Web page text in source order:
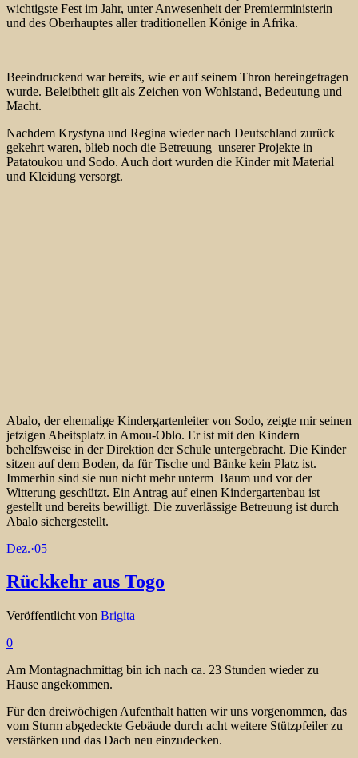
wichtigste Fest im Jahr, unter Anwesenheit der Premierministerin
und des Oberhauptes aller traditionellen Könige in Afrika.
Beeindruckend war bereits, wie er auf seinem Thron hereingetragen
wurde. Beleibtheit gilt als Zeichen von Wohlstand, Bedeutung und
Macht.
Nachdem Krystyna und Regina wieder nach Deutschland zurück
gekehrt waren, blieb noch die Betreuung unserer Projekte in
Patatoukou und Sodo. Auch dort wurden die Kinder mit Material
und Kleidung versorgt.
Abalo, der ehemalige Kindergartenleiter von Sodo, zeigte mir seinen
jetzigen Abeitsplatz in Amou-Oblo. Er ist mit den Kindern
behelfsweise in der Direktion der Schule untergebracht. Die Kinder
sitzen auf dem Boden, da für Tische und Bänke kein Platz ist.
Immerhin sind sie nun nicht mehr unterm Baum und vor der
Witterung geschützt. Ein Antrag auf einen Kindergartenbau ist
gestellt und bereits bewilligt. Die zuverlässige Betreuung ist durch
Abalo sichergestellt.
Dez.·05
Rückkehr aus Togo
Veröffentlicht von Brigita
0
Am Montagnachmittag bin ich nach ca. 23 Stunden wieder zu
Hause angekommen.
Für den dreiwöchigen Aufenthalt hatten wir uns vorgenommen, das
vom Sturm abgedeckte Gebäude durch acht weitere Stützpfeiler zu
verstärken und das Dach neu einzudecken.